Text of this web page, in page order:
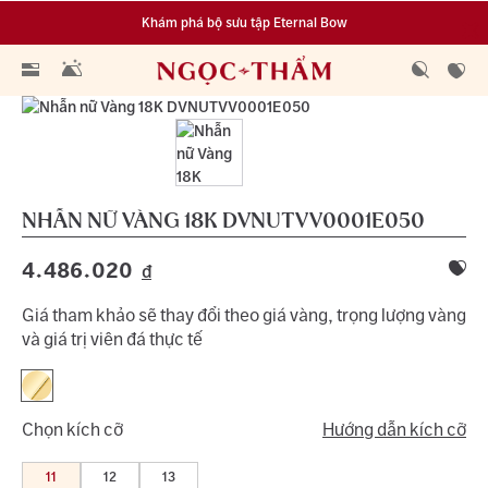
Khám phá bộ sưu tập Eternal Bow
Đa dạng lựa chọn tích luỹ từ 0.1 chỉ vàng 999.9
NHẪN NỮ VÀNG 18K DVNUTVV0001E050
4.486.020 đ
Giá tham khảo sẽ thay đổi theo giá vàng, trọng lượng vàng
và giá trị viên đá thực tế
Chọn kích cỡ Hướng dẫn kích cỡ
11 12 13